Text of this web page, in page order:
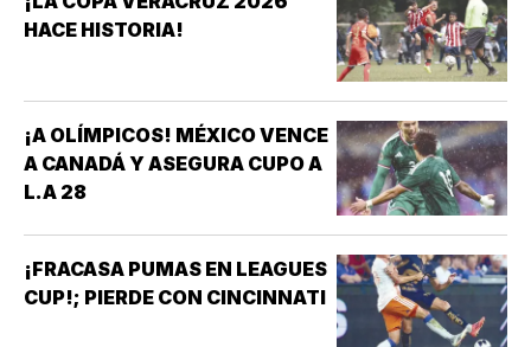
CLUB ACUARIO ANA ROSA GRAHAM BAZÁN *ANA
HACE HISTORIA!
¡A OLÍMPICOS! MÉXICO VENCE
A CANADÁ Y ASEGURA CUPO A
L.A 28
¡FRACASA PUMAS EN LEAGUES
CUP!; PIERDE CON CINCINNATI